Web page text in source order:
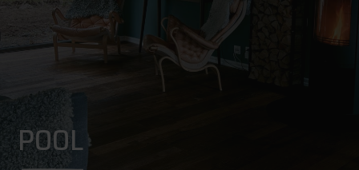
POOL